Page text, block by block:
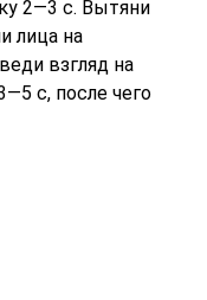
2—3 с. Вытяни
лица на
взгляд на
с, после чего